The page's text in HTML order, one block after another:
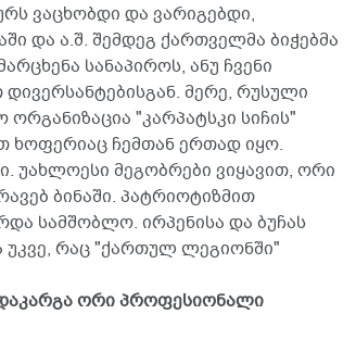
ვაცხობდი და ვარიგებდი,
და ა.შ. შემდეგ ქართველმა ბიჭებმა
სანაპიროს, ანუ ჩვენი
მერე, რუსული
"კარპატსკი სიჩის"
ხოფერიაც ჩემთან ერთად იყო.
უახლოესი მეგობრები ვიყავით, ორი
ბინაში. პატრიოტიზმით
სამშობლო. ირპენისა და ბუჩას
რაც "ქართულ ლეგიონში"
ორი პროფესიონალი